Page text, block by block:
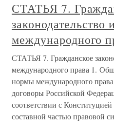
СТАТЬЯ 7.
международного
СТАТЬЯ 7. Гражданское
международного права 1.
нормы международного
договоры Российской
соответствии с
составной частью правовой